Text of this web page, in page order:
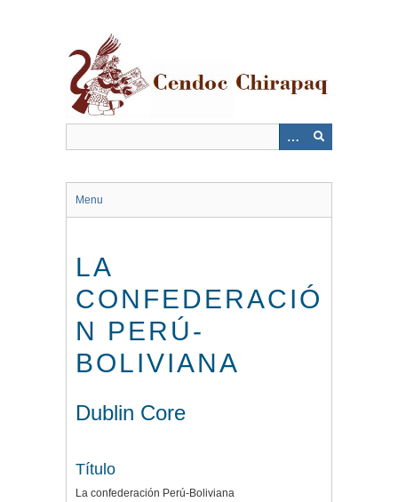
Menu
LA
CONFEDERACIÓ
N PERÚ-
BOLIVIANA
Dublin Core
Título
La confederación Perú-Boliviana